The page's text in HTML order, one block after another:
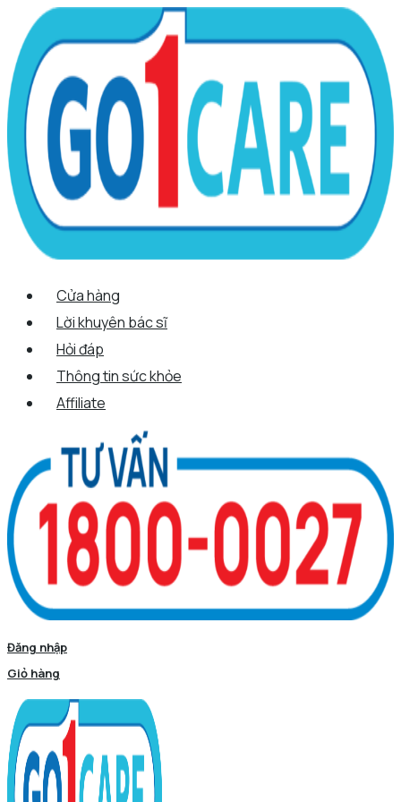
nội
dung
Menu
Cửa hàng
Lời khuyên bác sĩ
Hỏi đáp
Thông tin sức khỏe
Affiliate
Đăng nhập
Giỏ hàng
Quantity
Scroll
Up